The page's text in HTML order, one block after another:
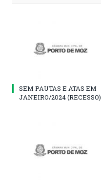
SEM PAUTAS E ATAS EM
JANEIRO/2024 (RECESSO)